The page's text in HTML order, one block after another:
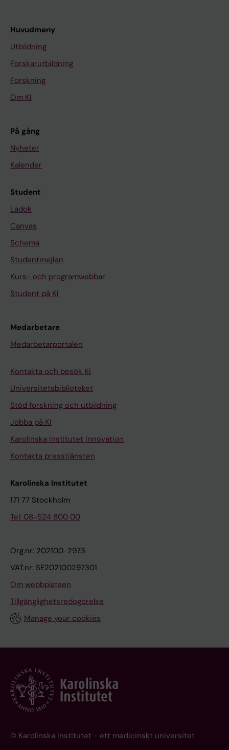
Huvudmeny
Utbildning
Forskarutbildning
Forskning
Om KI
På gång
Nyheter
Kalender
Student
Ladok
Canvas
Schema
Studentmejlen
Kurs- och programwebbar
Student på KI
Medarbetare
Medarbetarportalen
Kontakta och besök KI
Universitetsbiblioteket
Stöd forskning och utbildning
Jobba på KI
Karolinska Institutet Innovation
Kontakta presstjänsten
Karolinska Institutet
171 77 Stockholm
Tel: 08-524 800 00
Org.nr: 202100-2973
VAT.nr: SE202100297301
Om webbplatsen
Tillgänglighetsredogörelse
Manage your cookies
© Karolinska Institutet - ett medicinskt universitet